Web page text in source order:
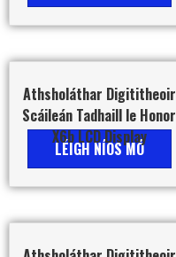
Athsholáthar Digititheoir
Scáileán Tadhaill le Honor
X6b LCD Display
LÉIGH NÍOS MÓ